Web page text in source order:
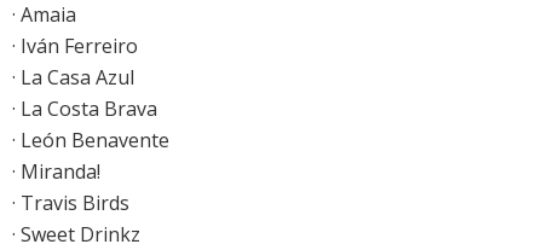
· Amaia
· Iván Ferreiro
· La Casa Azul
· La Costa Brava
· León Benavente
· Miranda!
· Travis Birds
· Sweet Drinkz